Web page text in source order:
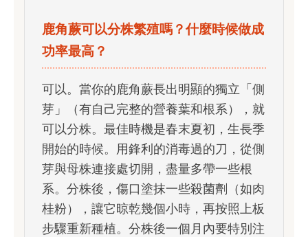
鹿角蕨可以分株繁殖嗎？什麼時候做成
功率最高？
可以。當你的鹿角蕨長出明顯的獨立「側
芽」（有自己完整的營養葉和根系），就
可以分株。最佳時機是春末夏初，生長季
開始的時候。用鋒利的消毒過的刀，從側
芽與母株連接處切開，盡量多帶一些根
系。分株後，傷口塗抹一些殺菌劑（如肉
桂粉），讓它晾乾幾個小時，再按照上板
步驟重新種植。分株後一個月內要特別注